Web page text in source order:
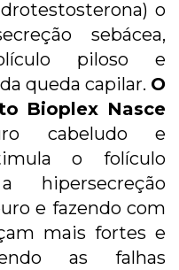
o
sebácea,
piloso e
queda capilar. O
Bioplex Nasce
cabeludo e
o folículo
hipersecreção
e fazendo com
mais fortes e
as falhas